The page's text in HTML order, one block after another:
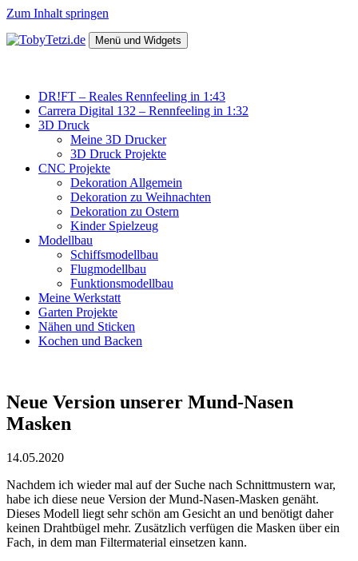
Zum Inhalt springen
Menü und Widgets
DR!FT – Reales Rennfeeling in 1:43
Carrera Digital 132 – Rennfeeling in 1:32
3D Druck
Meine 3D Drucker
3D Druck Projekte
CNC Projekte
Dekoration Allgemein
Dekoration zu Weihnachten
Dekoration zu Ostern
Kinder Spielzeug
Modellbau
Schiffsmodellbau
Flugmodellbau
Funktionsmodellbau
Meine Werkstatt
Garten Projekte
Nähen und Sticken
Kochen und Backen
Neue Version unserer Mund-Nasen
Masken
14.05.2020
Nachdem ich wieder mal auf der Suche nach Schnittmustern war,
habe ich diese neue Version der Mund-Nasen-Masken genäht.
Dieses Modell liegt sehr schön am Gesicht an und benötigt daher
keinen Drahtbügel mehr. Zusätzlich verfügen die Masken über ein
Fach, in dem man Filtermaterial einsetzen kann.